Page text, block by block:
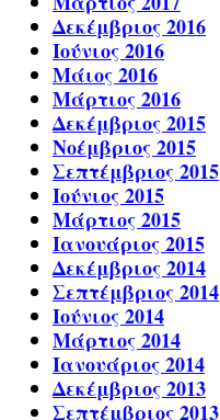
Δεκέμβριος 2016
Ιούνιος 2016
Μάιος 2016
Μάρτιος 2016
Δεκέμβριος 2015
Νοέμβριος 2015
Σεπτέμβριος 2015
Ιούνιος 2015
Μάρτιος 2015
Ιανουάριος 2015
Δεκέμβριος 2014
Σεπτέμβριος 2014
Ιούνιος 2014
Μάρτιος 2014
Ιανουάριος 2014
Δεκέμβριος 2013
Σεπτέμβριος 2013